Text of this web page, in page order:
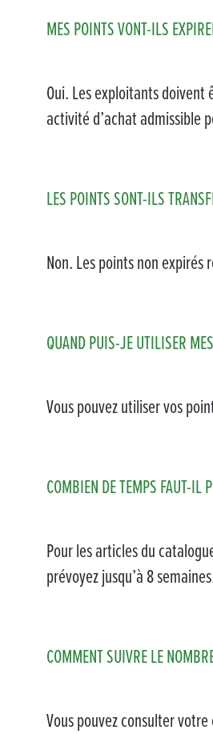
MES POINTS VONT-ILS
Oui. Les exploitants
activité d’achat admissible
LES POINTS SONT-ILS
Non. Les points non
QUAND PUIS-JE UTILISER
Vous pouvez utiliser vos
COMBIEN DE TEMPS FAUT-IL
Pour les articles du
prévoyez jusqu’à 8
COMMENT SUIVRE LE
Vous pouvez consulter